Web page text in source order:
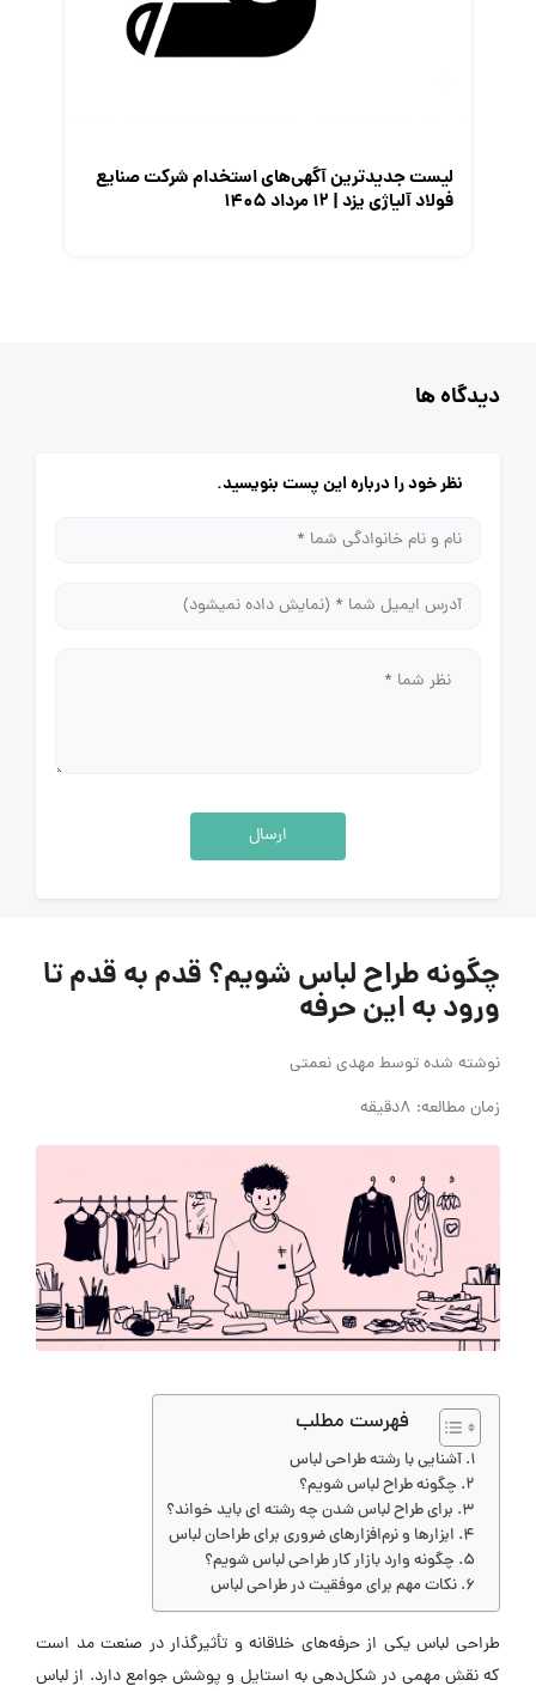
لیست جدیدترین آگهی‌های استخدام شرکت صنایع
فولاد آلیاژی یزد | ۱۲ مرداد ۱۴۰۵
دیدگاه ها
نظر خود را درباره این پست بنویسید.
ارسال
چگونه طراح لباس شویم؟ قدم به قدم تا
ورود به این حرفه
نوشته شده توسطمهدی نعمتی
زمان مطالعه: 8دقیقه
فهرست مطلب
آشنایی با رشته طراحی لباس
چگونه طراح لباس شویم؟
برای طراح لباس شدن چه رشته ‌ای باید خواند؟
ابزارها و نرم‌افزارهای ضروری برای طراحان لباس
چگونه وارد بازار کار طراحی لباس شویم؟
نکات مهم برای موفقیت در طراحی لباس
طراحی لباس یکی از حرفه‌های خلاقانه و تأثیرگذار در صنعت مد است
که نقش مهمی در شکل‌دهی به استایل و پوشش جوامع دارد. از لباس